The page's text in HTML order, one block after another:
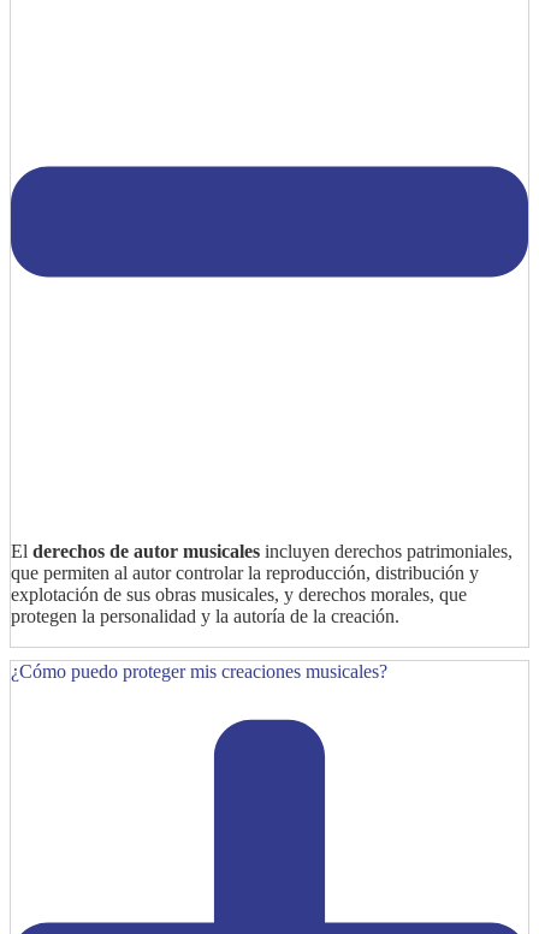
El derechos de autor musicales incluyen derechos patrimoniales,
que permiten al autor controlar la reproducción, distribución y
explotación de sus obras musicales, y derechos morales, que
protegen la personalidad y la autoría de la creación.
¿Cómo puedo proteger mis creaciones musicales?